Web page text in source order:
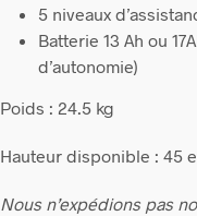
5 niveaux
Batterie 13 Ah ou
d’autonomie)
Poids : 24.5 kg
Hauteur disponible : 45
Nous n’expédions pas